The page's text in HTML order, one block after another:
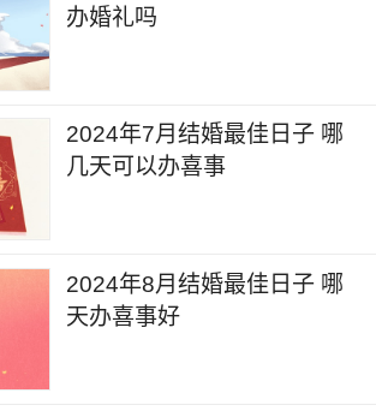
办婚礼吗
2024年7月结婚最佳日子 哪
几天可以办喜事
2024年8月结婚最佳日子 哪
天办喜事好